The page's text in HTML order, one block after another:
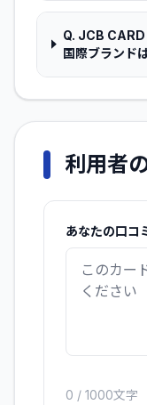
Q. JCB CARD
国際ブランド
利用者
あなたの口コ
0 / 1000文字